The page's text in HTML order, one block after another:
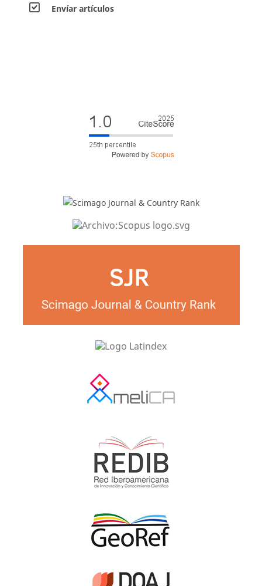
Envíar artículos